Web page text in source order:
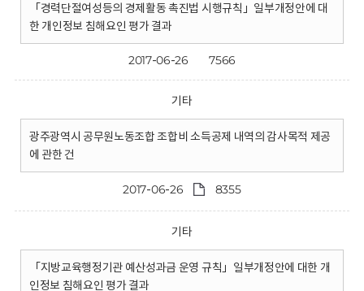
「경력단절여성등의 경제활동 촉진법 시행규칙」일부개정안에 대
한 개인정보 침해요인 평가 결과
2017-06-26 7566
기타
광주광역시 공무원노동조합 조합비 소득공제 내역의 감사목적 제공
에 관한 건
2017-06-26 8355
기타
「지방교육행정기관 예산성과금 운영 규칙」일부개정안에 대한 개
인정보 침해요인 평가 결과